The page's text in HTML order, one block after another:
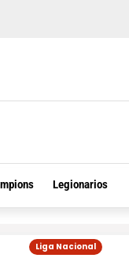
Legionarios
Liga Nacional